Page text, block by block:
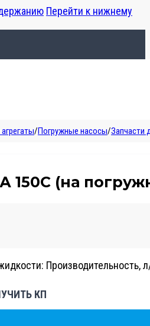
Перейти к нижнему
/Погружные насосы/Запчасти
150С (на
Производительность,
КП